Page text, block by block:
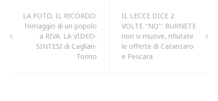
LA FOTO, IL RICORDO:
l'omaggio di un popolo
a RIVA. LA VIDEO-
SINTESI di Cagliari-
Torino
IL LECCE DICE 2
VOLTE "NO": BURNETE
non si muove, rifiutate
le offerte di Catanzaro
e Pescara